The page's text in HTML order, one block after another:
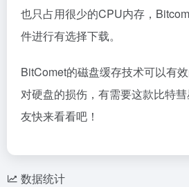
也只占用很少的CPU内存，
件进行有选择下载。
BitComet的磁盘缓存技术可以有
对硬盘的损伤，有需要这款比特
友快来看看吧！
数据统计